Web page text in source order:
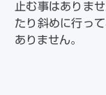
止む事はありま
たり斜めに行っ
ありません。